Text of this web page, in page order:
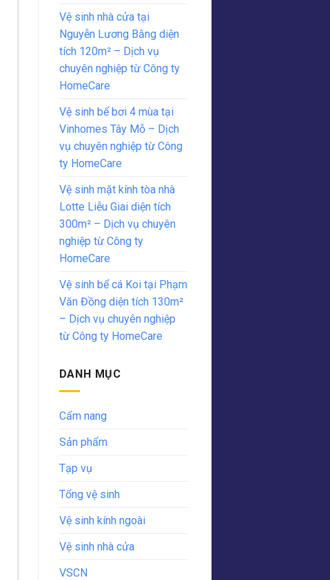
Vệ sinh nhà cửa tại
Nguyễn Lương Bằng diện
tích 120m² – Dịch vụ
chuyên nghiệp từ Công ty
HomeCare
Vệ sinh bể bơi 4 mùa tại
Vinhomes Tây Mỗ – Dịch
vụ chuyên nghiệp từ Công
ty HomeCare
Vệ sinh mặt kính tòa nhà
Lotte Liễu Giai diện tích
300m² – Dịch vụ chuyên
nghiệp từ Công ty
HomeCare
Vệ sinh bể cá Koi tại Phạm
Văn Đồng diện tích 130m²
– Dịch vụ chuyên nghiệp
từ Công ty HomeCare
DANH MỤC
Cẩm nang
Sản phẩm
Tạp vụ
Tổng vệ sinh
Vệ sinh kính ngoài
Vệ sinh nhà cửa
VSCN